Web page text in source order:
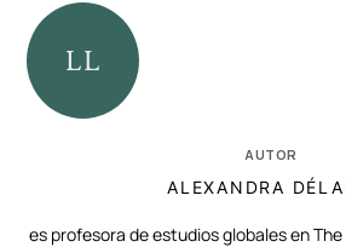
AUTOR
ALEXANDRA
es profesora de estudios globales en